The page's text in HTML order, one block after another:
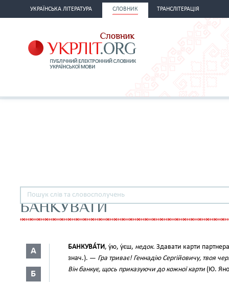
УКРАЇНСЬКА ЛІТЕРАТУРА СЛОВНИК ТРАНСЛІТЕРАЦІЯ
БАНКУВАТИ
А
Б
БАНКУВА́ТИ, у́ю, у́єш, недок. Здавати карти
знач.). — Гра триває! Геннадію Сергійовичу, твоя
Він банкує, щось приказуючи до кожної карти (Ю.